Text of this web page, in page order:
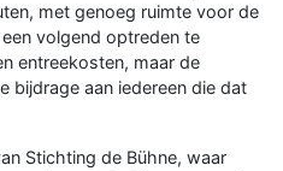
met genoeg ruimte voor de
volgend optreden te
entreekosten, maar de
bijdrage aan iedereen die dat
Stichting de Bühne, waar